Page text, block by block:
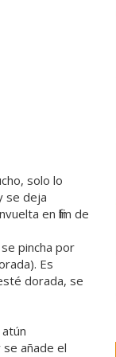
solo lo
se deja
en film de
pincha por
Es
dorada, se
añade el